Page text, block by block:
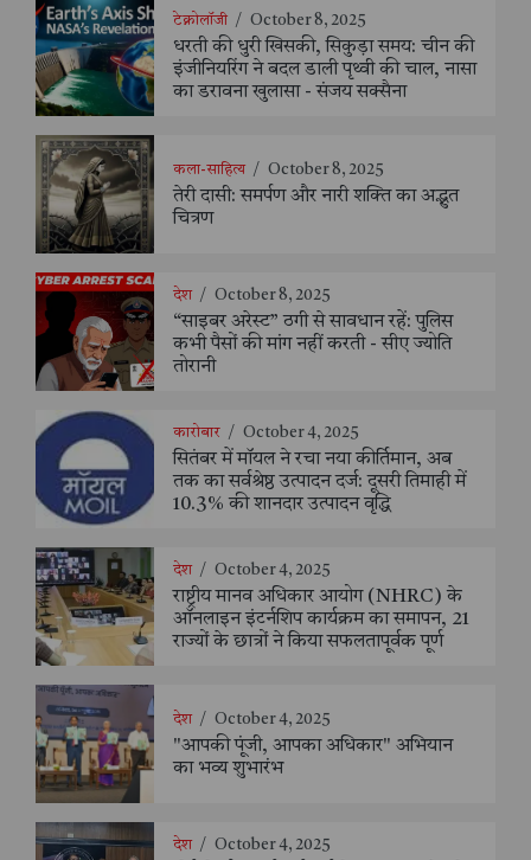
टेक्नोलॉजी / October 8, 2025
धरती की धुरी खिसकी, सिकुड़ा समय: चीन की
इंजीनियरिंग ने बदल डाली पृथ्वी की चाल, नासा
का डरावना खुलासा - संजय सक्सैना
कला-साहित्य / October 8, 2025
तेरी दासी: समर्पण और नारी शक्ति का अद्भुत
चित्रण
देश / October 8, 2025
“साइबर अरेस्ट” ठगी से सावधान रहें: पुलिस
कभी पैसों की मांग नहीं करती - सीए ज्योति
तोरानी
कारोबार / October 4, 2025
सितंबर में मॉयल ने रचा नया कीर्तिमान, अब
तक का सर्वश्रेष्ठ उत्पादन दर्ज: दूसरी तिमाही में
10.3% की शानदार उत्पादन वृद्धि
देश / October 4, 2025
राष्ट्रीय मानव अधिकार आयोग (NHRC) के
ऑनलाइन इंटर्नशिप कार्यक्रम का समापन, 21
राज्यों के छात्रों ने किया सफलतापूर्वक पूर्ण
देश / October 4, 2025
"आपकी पूंजी, आपका अधिकार" अभियान
का भव्य शुभारंभ
देश / October 4, 2025